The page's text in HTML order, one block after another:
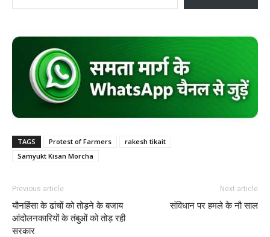
TAGS Protest of Farmers
rakesh tikait
Samyukt Kisan Morcha
Previous article
यौनहिंसा के ढांचों को तोड़ने के बजाय
आंदोलनकारियों के तंबुओं को तोड़ रही
सरकार
Next article
संविधान पर हमले के नौ साल